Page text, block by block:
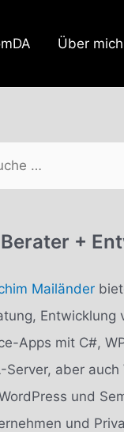
Über mich
+
Mailänder
Entwicklung
Apps mit C#,
Server, aber auch
und
und